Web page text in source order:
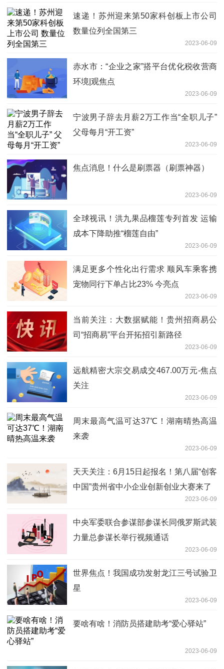
速递！苏州迎来第50家科创板上市公司
数量位列全国第三
2023-06-09
赤水市：“企业之家”搭平台优化税收营商
环境|观焦点
2023-06-09
宁波男子辞去月薪2万工作当“全职儿子”
父母每月“开工资”
2023-06-09
焦点消息！什么是刷票器（刷票神器）
2023-06-09
全球视讯！洪九果品榴莲专列首发 运输
成本下降助推“榴莲自由”
2023-06-09
满足更多个性化出行需求 顺风车乘客携
宠物同行下单占比23% 今亮点
2023-06-09
当前关注：大数据赋能！贵州招商易公
司“招商易”平台开拓招引新路径
2023-06-09
远航精密大宗交易成交467.00万元-焦点
关注
2023-06-09
周末最高气温可达37℃！湖南晴热高温
来袭
2023-06-09
天天关注：6月15日起报名！第八届“创客
中国”贵州省中小企业创新创业大赛来了
2023-06-09
中央军委联合参谋部参谋长同俄罗斯武装
力量总参谋长举行视频通话
2023-06-09
世界焦点！我国成功发射龙江三号试验卫
星
2023-06-09
要啥有啥！消防员搭建助考“爱心驿站”
2023-06-09